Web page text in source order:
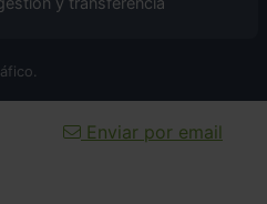
Enviar por email